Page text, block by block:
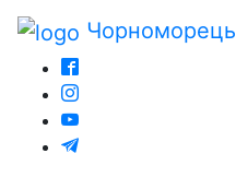
Чорноморець